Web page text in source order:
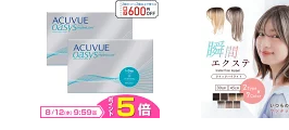
徹底
で環
方と
とは